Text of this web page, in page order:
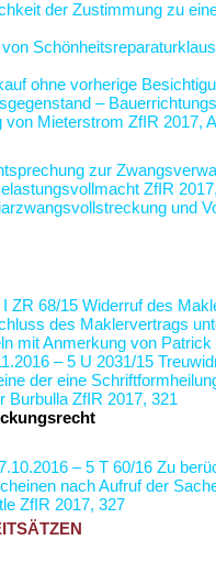
der Zustimmung zu
ohne vorherige
–
von Mieterstrom ZfIR 2017,
zur
ZfIR
und
ZR 68/15 Widerruf des
des Maklervertrags
mit Anmerkung von Patrick
– 5 U 2031/15
der eine
Burbulla ZfIR 2017, 321
– 5 T 60/16 Zu
nach Aufruf der
ZfIR 2017, 327